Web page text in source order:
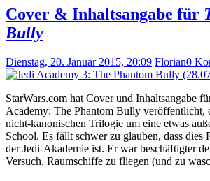
Cover & Inhaltsangabe für
Bully
Dienstag, 20. Januar 2015, 20:09 Florian0
StarWars.com hat Cover und Inhaltsangabe
Academy: The Phantom Bully veröffentlicht,
nicht-kanonischen Trilogie um eine etwas
School. Es fällt schwer zu glauben, dass dies
der Jedi-Akademie ist. Er war beschäftigter
Versuch, Raumschiffe zu fliegen (und zu